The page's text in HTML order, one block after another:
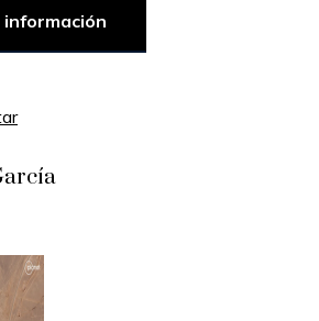
información